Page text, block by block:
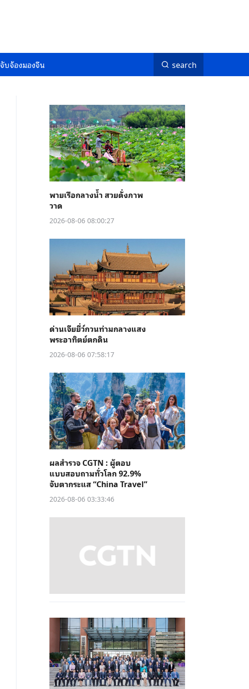
จับจ้องมองจีน search
พายเรือกลางน้ำ สวยดั่งภาพ
วาด
2026-08-06 08:00:27
ด่านเจียยี่ว์กวนท่ามกลางแสง
พระอาทิตย์ตกดิน
2026-08-06 07:58:17
ผลสำรวจ CGTN : ผู้ตอบ
แบบสอบถามทั่วโลก 92.9%
จับตากระแส “China Travel”
2026-08-06 03:33:46